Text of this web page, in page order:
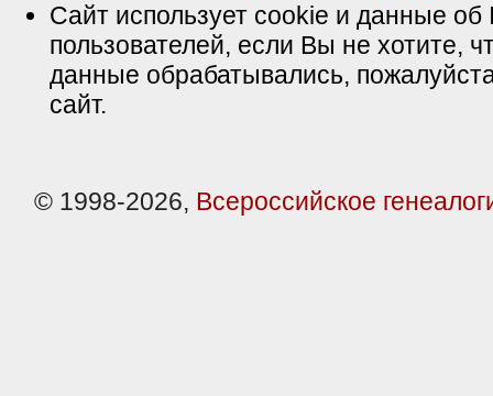
Сайт использует cookie и данные об
пользователей, если Вы не хотите,
данные обрабатывались,
сайт.
© 1998-2026, Всероссийское